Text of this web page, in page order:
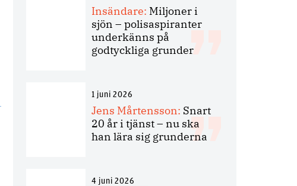
Insändare: Miljoner i
sjön – polisaspiranter
underkänns på
godtyckliga grunder
1 juni 2026
Jens Mårtensson: Snart
20 år i tjänst – nu ska
han lära sig grunderna
4 juni 2026